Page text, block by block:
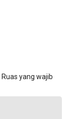
Ruas yang wajib